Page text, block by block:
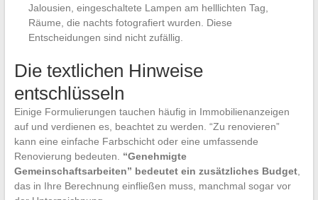
Jalousien, eingeschaltete Lampen am helllichten Tag,
Räume, die nachts fotografiert wurden. Diese
Entscheidungen sind nicht zufällig.
Die textlichen Hinweise
entschlüsseln
Einige Formulierungen tauchen häufig in Immobilienanzeigen
auf und verdienen es, beachtet zu werden. “Zu renovieren”
kann eine einfache Farbschicht oder eine umfassende
Renovierung bedeuten. “Genehmigte
Gemeinschaftsarbeiten” bedeutet ein zusätzliches Budget,
das in Ihre Berechnung einfließen muss, manchmal sogar vor